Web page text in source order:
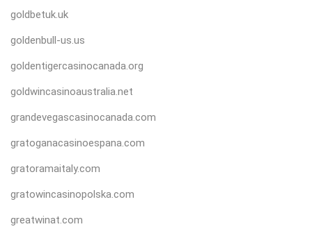
goldbetuk.uk
goldenbull-us.us
goldentigercasinocanada.org
goldwincasinoaustralia.net
grandevegascasinocanada.com
gratoganacasinoespana.com
gratoramaitaly.com
gratowincasinopolska.com
greatwinat.com